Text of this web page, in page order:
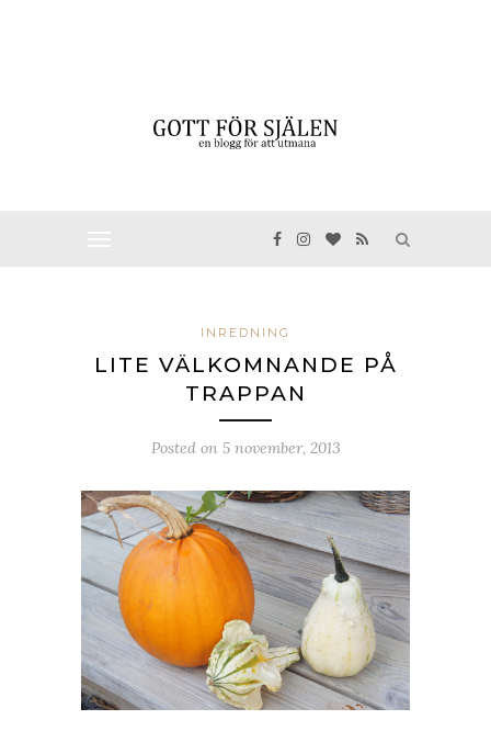
INREDNING
LITE VÄLKOMNANDE PÅ
TRAPPAN
Posted on 5 november, 2013